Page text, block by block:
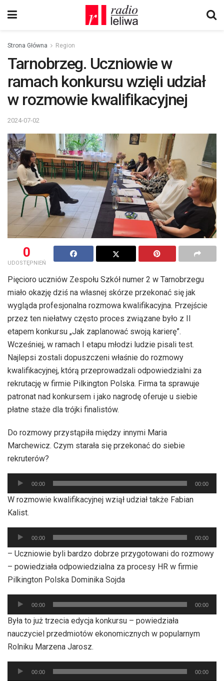
Strona Główna Region
Tarnobrzeg. Uczniowie w
ramach konkursu wzięli udział
w rozmowie kwalifikacyjnej
2024-07-02
0
UDOSTĘPNIEŃ
Pięcioro uczniów Zespołu Szkół numer 2 w Tarnobrzegu
miało okazję dziś na własnej skórze przekonać się jak
wygląda profesjonalna rozmowa kwalifikacyjna. Przejście
przez ten niełatwy często proces związane było z II
etapem konkursu „Jak zaplanować swoją karierę”.
Wcześniej, w ramach I etapu młodzi ludzie pisali test.
Najlepsi zostali dopuszczeni właśnie do rozmowy
kwalifikacyjnej, którą przeprowadzali odpowiedzialni za
rekrutację w firmie Pilkington Polska. Firma ta sprawuje
patronat nad konkursem i jako nagrodę oferuje u siebie
płatne staże dla trójki finalistów.
Do rozmowy przystąpiła między innymi Maria
Marchewicz. Czym starała się przekonać do siebie
rekruterów?
Odtwarzacz
plików
dźwiękowych
00:00 00:00
W rozmowie kwalifikacyjnej wziął udział także Fabian
Kalist.
Odtwarzacz
plików
dźwiękowych
00:00 00:00
– Uczniowie byli bardzo dobrze przygotowani do rozmowy
– powiedziała odpowiedzialna za procesy HR w firmie
Pilkington Polska Dominika Sojda
Odtwarzacz
plików
dźwiękowych
00:00 00:00
Była to już trzecia edycja konkursu – powiedziała
nauczyciel przedmiotów ekonomicznych w popularnym
Rolniku Marzena Jarosz.
Odtwarzacz
00:00 00:00